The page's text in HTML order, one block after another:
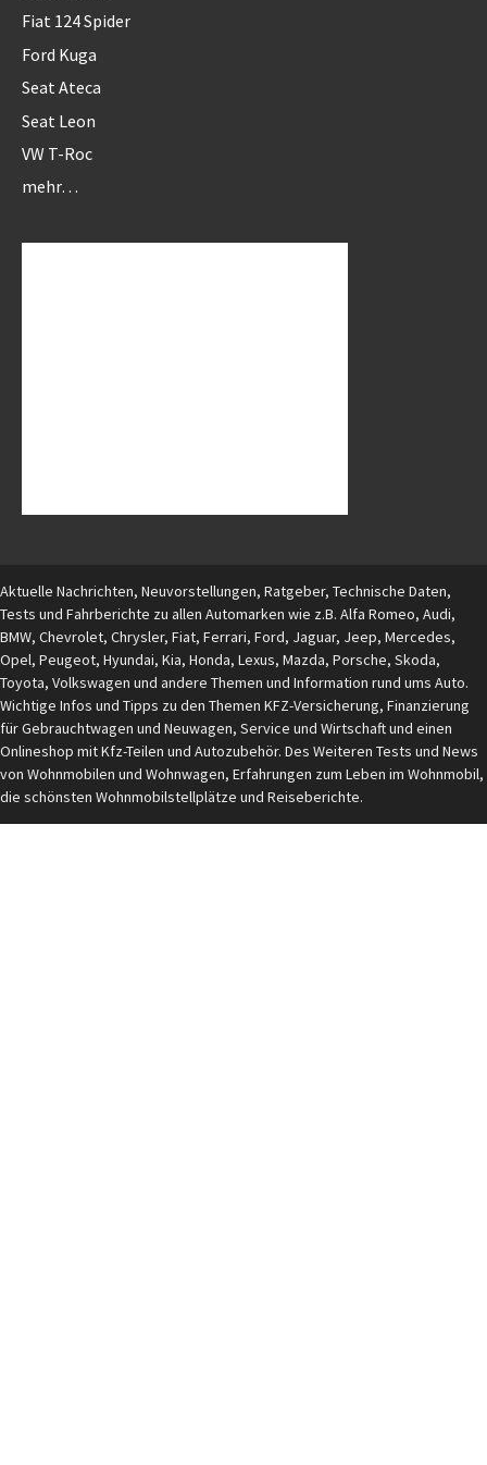
Fiat 124 Spider
Ford Kuga
Seat Ateca
Seat Leon
VW T-Roc
mehr…
Aktuelle Nachrichten, Neuvorstellungen, Ratgeber, Technische Daten,
Tests und Fahrberichte zu allen Automarken wie z.B. Alfa Romeo, Audi,
BMW, Chevrolet, Chrysler, Fiat, Ferrari, Ford, Jaguar, Jeep, Mercedes,
Opel, Peugeot, Hyundai, Kia, Honda, Lexus, Mazda, Porsche, Skoda,
Toyota, Volkswagen und andere Themen und Information rund ums Auto.
Wichtige Infos und Tipps zu den Themen KFZ-Versicherung, Finanzierung
für Gebrauchtwagen und Neuwagen, Service und Wirtschaft und einen
Onlineshop mit Kfz-Teilen und Autozubehör. Des Weiteren Tests und News
von Wohnmobilen und Wohnwagen, Erfahrungen zum Leben im Wohnmobil,
die schönsten Wohnmobilstellplätze und Reiseberichte.